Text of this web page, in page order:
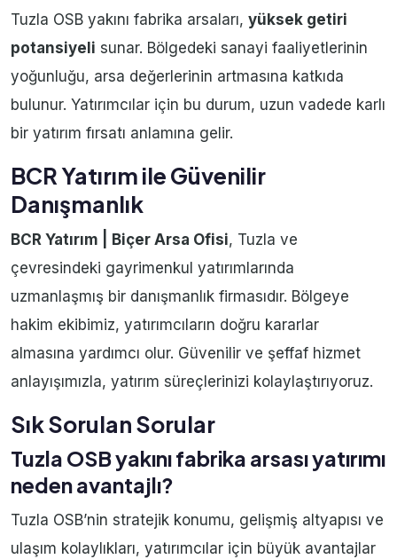
Tuzla OSB yakını fabrika arsaları, yüksek getiri
potansiyeli sunar. Bölgedeki sanayi faaliyetlerinin
yoğunluğu, arsa değerlerinin artmasına katkıda
bulunur. Yatırımcılar için bu durum, uzun vadede karlı
bir yatırım fırsatı anlamına gelir.
BCR Yatırım ile Güvenilir
Danışmanlık
BCR Yatırım | Biçer Arsa Ofisi, Tuzla ve
çevresindeki gayrimenkul yatırımlarında
uzmanlaşmış bir danışmanlık firmasıdır. Bölgeye
hakim ekibimiz, yatırımcıların doğru kararlar
almasına yardımcı olur. Güvenilir ve şeffaf hizmet
anlayışımızla, yatırım süreçlerinizi kolaylaştırıyoruz.
Sık Sorulan Sorular
Tuzla OSB yakını fabrika arsası yatırımı
neden avantajlı?
Tuzla OSB’nin stratejik konumu, gelişmiş altyapısı ve
ulaşım kolaylıkları, yatırımcılar için büyük avantajlar